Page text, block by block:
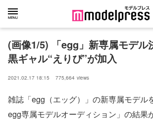
(画像1/5) 「egg」新専属モデ
黒ギャル“えりぴ”が加入
2021.02.17 18:15 775,664 views
雑誌「egg（エッグ）」の新専属モデル
egg専属モデルオーディション」の結果